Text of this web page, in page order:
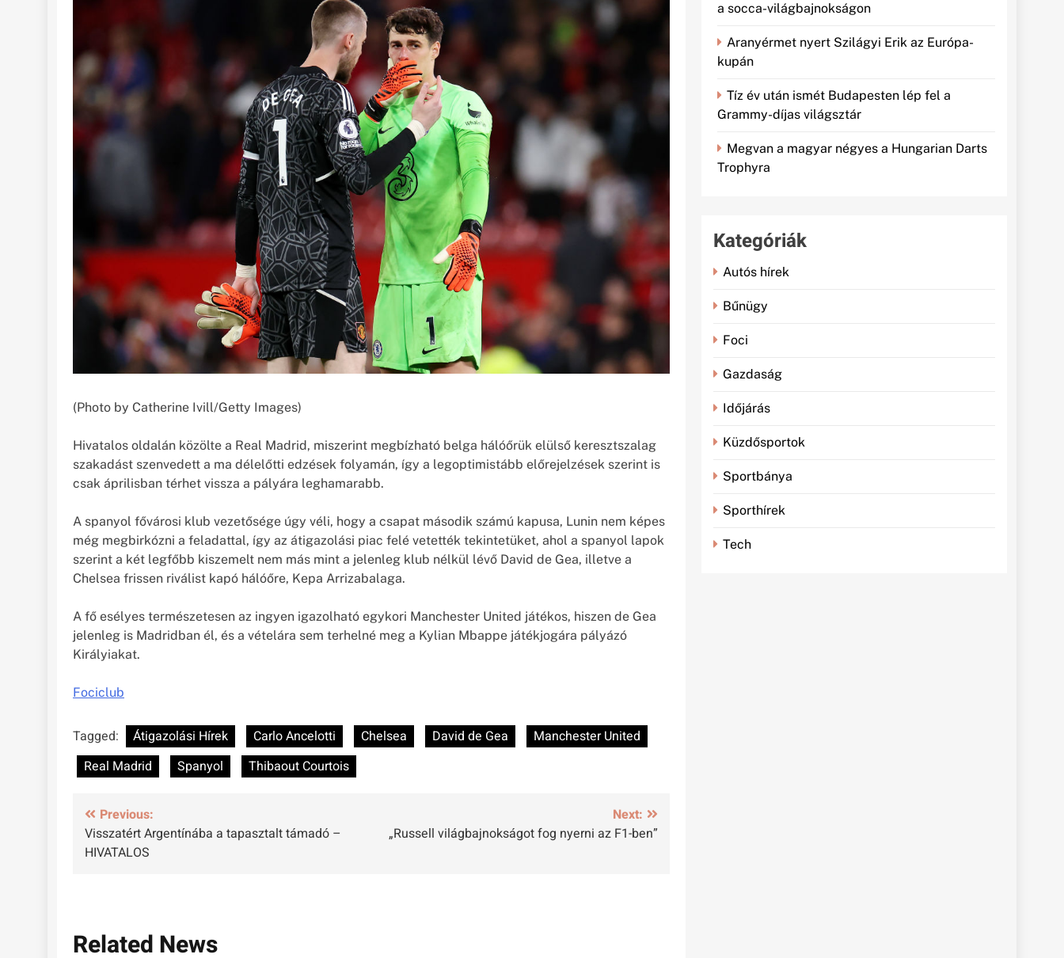
(Photo by Catherine Ivill/Getty Images)
Hivatalos oldalán közölte a Real Madrid, miszerint megbízható belga hálóőrük elülső keresztszalag
szakadást szenvedett a ma délelőtti edzések folyamán, így a legoptimistább előrejelzések szerint is
csak áprilisban térhet vissza a pályára leghamarabb.
A spanyol fővárosi klub vezetősége úgy véli, hogy a csapat második számú kapusa, Lunin nem képes
még megbirkózni a feladattal, így az átigazolási piac felé vetették tekintetüket, ahol a spanyol lapok
szerint a két legfőbb kiszemelt nem más mint a jelenleg klub nélkül lévő David de Gea, illetve a
Chelsea frissen riválist kapó hálóőre, Kepa Arrizabalaga.
A fő esélyes természetesen az ingyen igazolható egykori Manchester United játékos, hiszen de Gea
jelenleg is Madridban él, és a vételára sem terhelné meg a Kylian Mbappe játékjogára pályázó
Királyiakat.
Fociclub
Tagged: Átigazolási Hírek Carlo Ancelotti Chelsea David de Gea
Manchester United
Real Madrid
Spanyol Thibaout Courtois
Bejegyzés
navigáció
Previous:
Visszatért Argentínába a tapasztalt támadó –
HIVATALOS
Next:
„Russell világbajnokságot fog nyerni az F1-ben”
Related News
a socca-világbajnokságon
Aranyérmet nyert Szilágyi Erik az Európa-
kupán
Tíz év után ismét Budapesten lép fel a
Grammy-díjas világsztár
Megvan a magyar négyes a Hungarian Darts
Trophyra
Kategóriák
Autós hírek
Bűnügy
Foci
Gazdaság
Időjárás
Küzdősportok
Sportbánya
Sporthírek
Tech